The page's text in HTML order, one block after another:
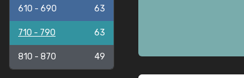
610 - 690 63
710 - 790 63
810 - 870 49